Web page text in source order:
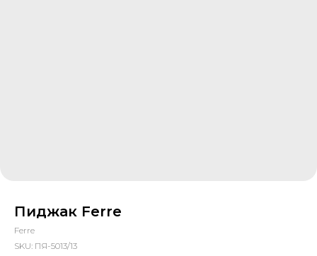
Пиджак Ferre
Ferre
SKU: ПЯ-5013/13